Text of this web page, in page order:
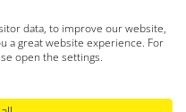
data, to improve our website,
a great website experience. For
open the settings.